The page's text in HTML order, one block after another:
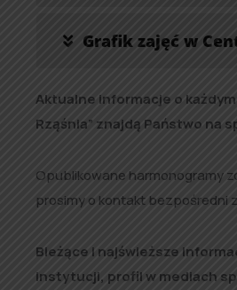
Grafik zajęć w
Aktualne informacje o
Rząśnia” znajdą Państwo na
Opublikowane harmonogramy
prosimy o kontakt bezpośredni
Bieżące i najświeższe
instytucji, profil w mediach